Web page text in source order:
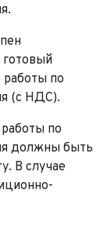
по
(с НДС).
по
должны быть
В случае